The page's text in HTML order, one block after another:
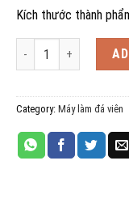
Kích thước thành
Máy làm đá viên
Category: Máy làm đá viên